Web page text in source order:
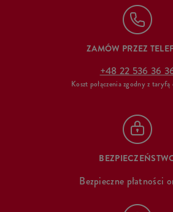
ZAMÓW PRZEZ
+48 22 536 36
Koszt połączenia zgodny z
Bezpieczne płatności